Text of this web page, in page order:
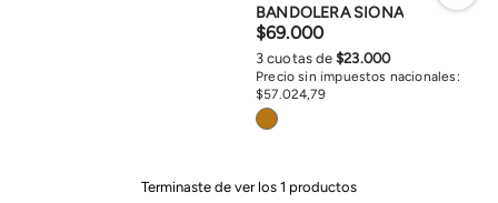
BANDOLERA SIONA
$69.000
Precio sin impuestos nacionales:
$57.024,79
3 cuotas de$23.000
Terminaste de ver los 1 productos